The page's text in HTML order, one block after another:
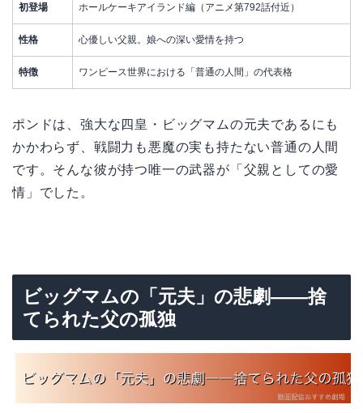
初登場 ホールケーキアイランド編（アニメ第792話付近）
性格 心優しい父親。娘への深い愛情を持つ
特徴 ワンピース世界における「普通の人間」の代表格
ポンドは、強大な四皇・ビッグマムの元夫であるにも
かかわらず、戦闘力も悪魔の実も持たない普通の人間
です。そんな彼が持つ唯一の武器が「父親としての愛
情」でした。
ビッグマムの「元夫」の悲劇――捨
てられた父の孤独